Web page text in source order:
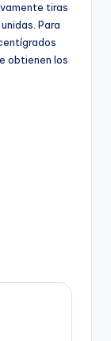
tiras
Para
obtienen los